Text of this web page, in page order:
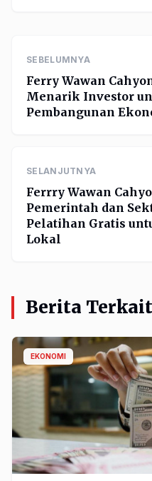
SEBELUMNYA
Ferry Wawan
Menarik Investor
Pembangunan
SELANJUTNYA
Ferrry Wawan
Pemerintah dan
Pelatihan Gratis
Lokal
Berita Terkait
EKONOMI